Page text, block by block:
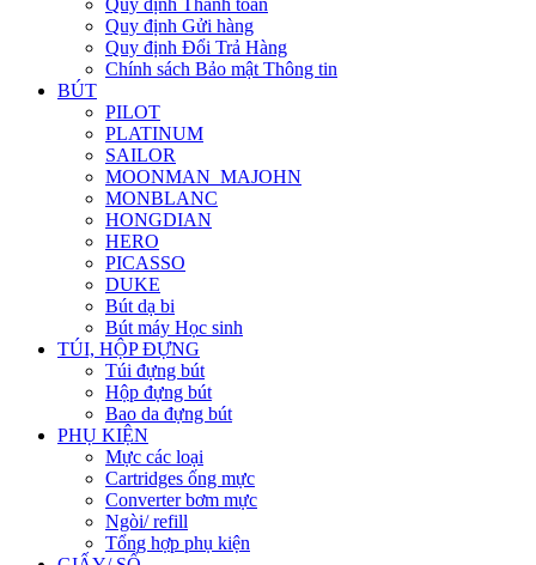
Quy định Thanh toán
Quy định Gửi hàng
Quy định Đổi Trả Hàng
Chính sách Bảo mật Thông tin
BÚT
PILOT
PLATINUM
SAILOR
MOONMAN_MAJOHN
MONBLANC
HONGDIAN
HERO
PICASSO
DUKE
Bút dạ bi
Bút máy Học sinh
TÚI, HỘP ĐỰNG
Túi đựng bút
Hộp đựng bút
Bao da đựng bút
PHỤ KIỆN
Mực các loại
Cartridges ống mực
Converter bơm mực
Ngòi/ refill
Tổng hợp phụ kiện